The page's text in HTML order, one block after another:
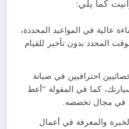
كما يلي:
عالية في المواعيد المحددة،
المحدد بدون تأخير للقيام
احترافيين في صيانة
كما في المقولة “أعط
في مجال تخصصه.
والمعرفة في أعمال